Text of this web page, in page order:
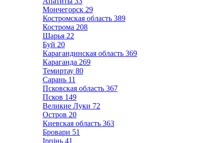
Мончегорск 29
Костромская область 389
Кострома 208
Шарья 22
Буй 20
Карагандинская область 369
Караганда 269
Темиртау 80
Сарань 11
Псковская область 367
Псков 149
Великие Луки 72
Остров 20
Киевская область 363
Бровари 51
Ірпінь 41